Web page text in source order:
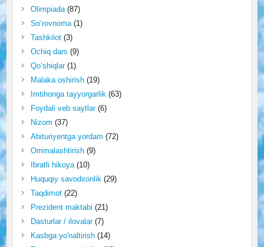
Olimpiada(87)
So‘rovnoma(1)
Tashkilot(3)
Ochiq dars (9)
Qo‘shiqlar(1)
Malaka oshirish(19)
Imtihonga tayyorgarlik (63)
Foydali veb saytlar(6)
Nizom (37)
Abituriyentga yordam (72)
Ommalashtirish(9)
Ibratli hikoya(10)
Huquqiy savodxonlik (29)
Taqdimot(22)
Prezident maktabi (21)
Dasturlar / ilovalar(7)
Kasbga yo'naltirish(14)